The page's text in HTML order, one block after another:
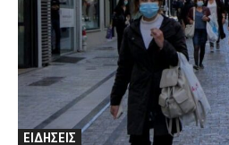
ΕΙΔΗΣΕΙΣ